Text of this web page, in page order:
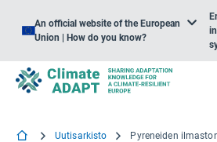
An official website of the European
Union | How do you know?
Uutisarkisto